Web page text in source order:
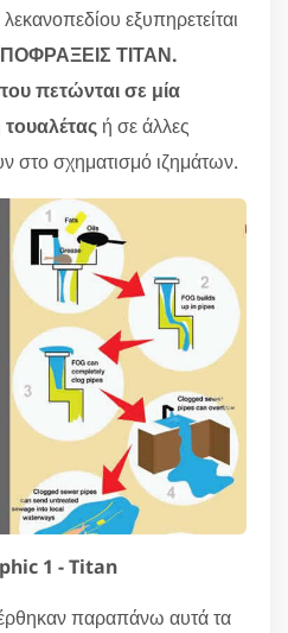
εξυπηρετείται
ΤΙΤΑΝ.
πετώνται σε μία
τουαλέτας ή σε άλλες
στο σχηματισμό ιζημάτων.
1 - Titan
παραπάνω αυτά τα